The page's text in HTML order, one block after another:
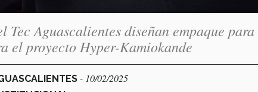
Tec Aguascalientes diseñan empaque
el proyecto Hyper-Kamiokande
- 10/02/2025